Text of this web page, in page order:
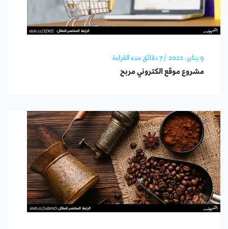
9 يناير، 2022 / 7 دقائق مده القراءة
مشروع موقع الكتروني مربح